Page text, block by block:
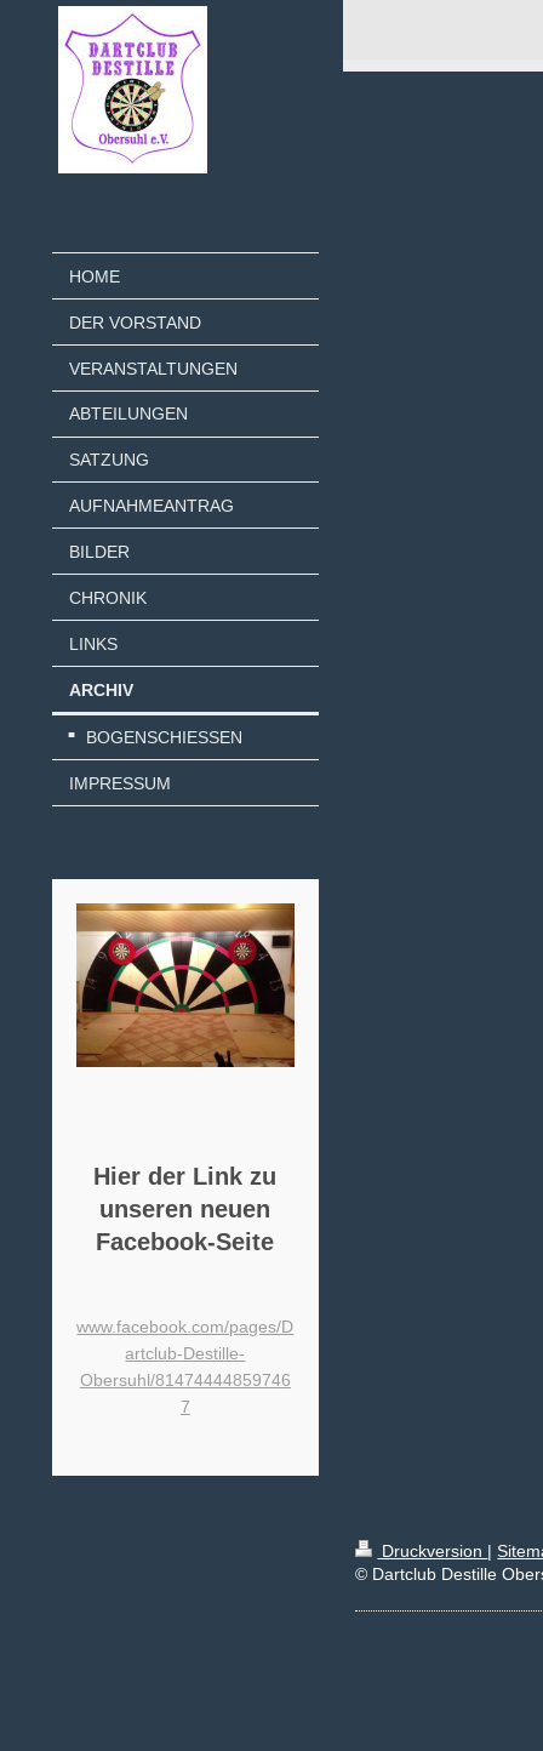
HOME
DER VORSTAND
VERANSTALTUNGEN
ABTEILUNGEN
SATZUNG
AUFNAHMEANTRAG
BILDER
CHRONIK
LINKS
ARCHIV
BOGENSCHIESSEN
IMPRESSUM
Hier der Link zu
unseren neuen
Facebook-Seite
www.facebook.com/pages/D
artclub-Destille-
Obersuhl/81474444859746
7
Druckversion |
© Dartclub Destille